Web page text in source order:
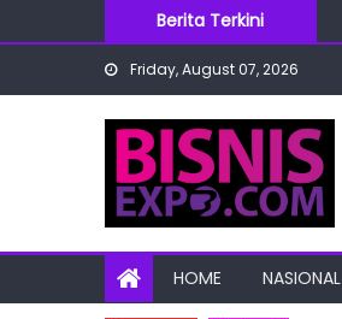
to
Berita Terkini
Friday, August 07, 2026
HOME NASIONAL